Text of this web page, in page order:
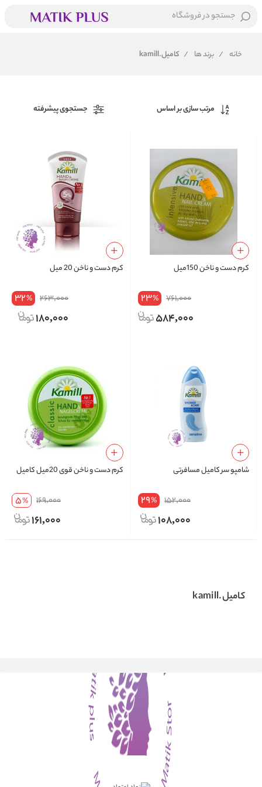
جستجو در فروشگاه
خانه / برند ها / کامیل.kamill
مرتب سازی بر اساس جستجوی پیشرفته
کرم دست و ناخن 150میل
761,000
23%
584,000
کرم دست و ناخن 20 میل
263,000
32%
180,000
شامپو سر کامیل مسافرتی
152,000
29%
108,000
كرم دست و ناخن قوی 20میل کامیل
169,000
5%
161,000
کامیل.kamill